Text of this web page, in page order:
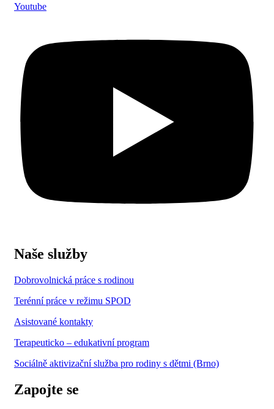
Youtube
Naše služby
Dobrovolnická práce s rodinou
Terénní práce v režimu SPOD
Asistované kontakty
Terapeuticko – edukativní program
Sociálně aktivizační služba pro rodiny s dětmi (Brno)
Zapojte se